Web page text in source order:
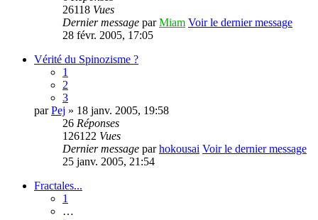
26118 Vues
Dernier message parMiam Voir le dernier message
28 févr. 2005, 17:05
Vérité du Spinozisme ?
1
2
3
parPej » 18 janv. 2005, 19:58
26 Réponses
126122 Vues
Dernier message parhokousai Voir le dernier message
25 janv. 2005, 21:54
Fractales...
1
…